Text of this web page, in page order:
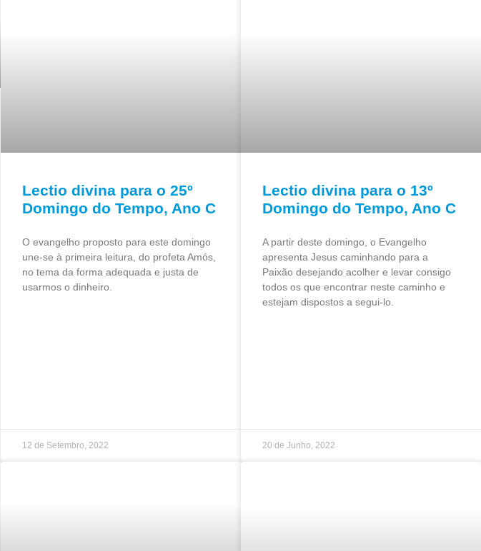
Lectio divina para o 25º
Domingo do Tempo, Ano C
O evangelho proposto para este domingo
une-se à primeira leitura, do profeta Amós,
no tema da forma adequada e justa de
usarmos o dinheiro.
12 de Setembro, 2022
Lectio divina para o 13º
Domingo do Tempo, Ano C
A partir deste domingo, o Evangelho
apresenta Jesus caminhando para a
Paixão desejando acolher e levar consigo
todos os que encontrar neste caminho e
estejam dispostos a segui-lo.
20 de Junho, 2022